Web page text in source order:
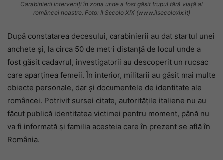
Carabinierii interveniți în zona unde a fost găsit trupul fără viață al
româncei noastre. Foto: Il Secolo XIX (www.ilsecoloxix.it)
După constatarea decesului, carabinierii au dat startul unei
anchete și, la circa 50 de metri distanță de locul unde a
fost găsit cadavrul, investigatorii au descoperit un rucsac
care aparținea femeii. În interior, militarii au găsit mai multe
obiecte personale, dar și documentele de identitate ale
româncei. Potrivit sursei citate, autoritățile italiene nu au
făcut publică identitatea victimei pentru moment, până nu
va fi informată și familia acesteia care în prezent se află în
România.